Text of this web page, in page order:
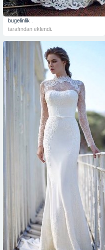
bugelinlik .
tarafından eklendi.